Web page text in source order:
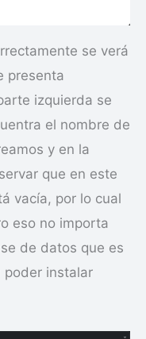
se verá
presenta
izquierda se
el nombre de
y en la
que en este
vacía, por lo cual
eso no importa
de datos que es
poder instalar